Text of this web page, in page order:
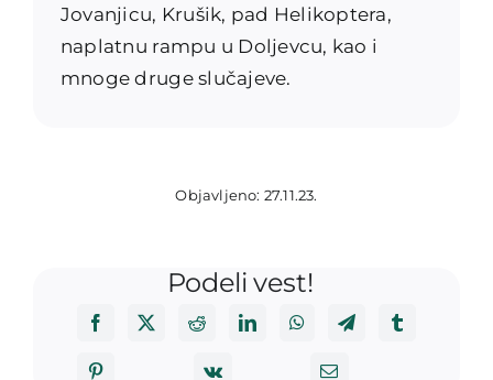
Jovanjicu, Krušik, pad Helikoptera,
naplatnu rampu u Doljevcu, kao i
mnoge druge slučajeve.
Objavljeno: 27.11.23.
Podeli vest!